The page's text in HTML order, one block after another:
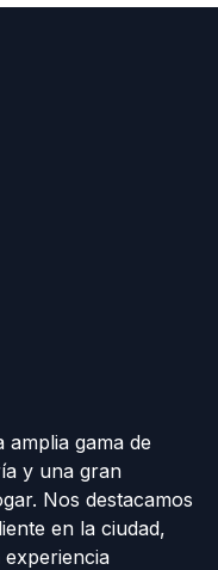
gama de
y una gran
Nos destacamos
en la ciudad,
experiencia